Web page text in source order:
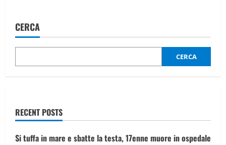
irruzione
una
cattolica:
CERCA
CERCA
RECENT POSTS
Si tuffa in mare e sbatte la testa, 17enne muore in ospedale